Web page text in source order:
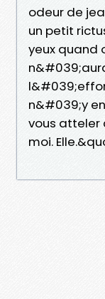
odeur de
un petit
yeux quand
n&#039;y
vous atteler
moi.